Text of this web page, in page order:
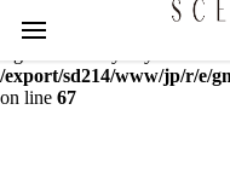
Warning
:
/export/sd214/www/jp/r/e/
on line 67